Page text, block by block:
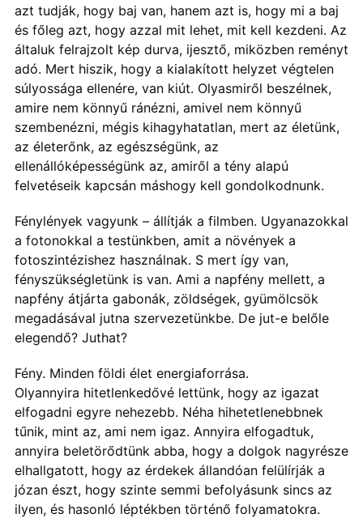
azt tudják, hogy baj van, hanem azt is, hogy mi a baj
és főleg azt, hogy azzal mit lehet, mit kell kezdeni. Az
általuk felrajzolt kép durva, ijesztő, miközben reményt
adó. Mert hiszik, hogy a kialakított helyzet végtelen
súlyossága ellenére, van kiút. Olyasmiről beszélnek,
amire nem könnyű ránézni, amivel nem könnyű
szembenézni, mégis kihagyhatatlan, mert az életünk,
az életerőnk, az egészségünk, az
ellenállóképességünk az, amiről a tény alapú
felvetéseik kapcsán máshogy kell gondolkodnunk.
Fénylények vagyunk – állítják a filmben. Ugyanazokkal
a fotonokkal a testünkben, amit a növények a
fotoszintézishez használnak. S mert így van,
fényszükségletünk is van. Ami a napfény mellett, a
napfény átjárta gabonák, zöldségek, gyümölcsök
megadásával jutna szervezetünkbe. De jut-e belőle
elegendő? Juthat?
Fény. Minden földi élet energiaforrása.
Olyannyira hitetlenkedővé lettünk, hogy az igazat
elfogadni egyre nehezebb. Néha hihetetlenebbnek
tűnik, mint az, ami nem igaz. Annyira elfogadtuk,
annyira beletörődtünk abba, hogy a dolgok nagyrésze
elhallgatott, hogy az érdekek állandóan felülírják a
józan észt, hogy szinte semmi befolyásunk sincs az
ilyen, és hasonló léptékben történő folyamatokra.